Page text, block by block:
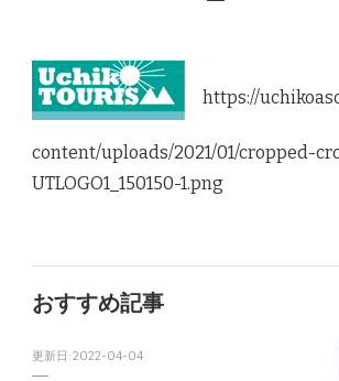
https://
content/uploads/2021/01/cropped-
UTLOGO1_150150-1.png
おすすめ記事
更新日:2022-04-04